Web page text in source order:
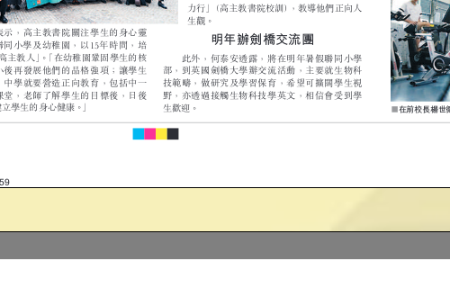
領取《2024-25校刊》通知
已訂購《2024-2025校刊》的學生可於以下時間親身或委託他人到校領